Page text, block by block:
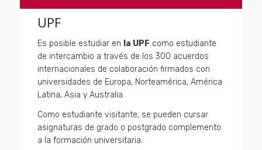
UPF
Es posible estudiar en la UPF como estudiante
de intercambio a través de los 300 acuerdos
internacionales de colaboración firmados con
universidades de Europa, Norteamérica, América
Latina, Asia y Australia.
Como estudiante visitante, se pueden cursar
asignaturas de grado o postgrado complemento
a la formación universitaria.